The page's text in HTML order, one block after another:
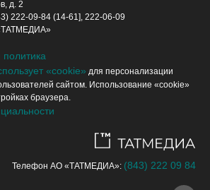
д. 2
222-09-84 (14-61], 222-06-09
«cookie» для персонализации
сайтом. Использование «cookie»
браузера.
Телефон АО «ТАТМЕДИА»: (843) 222 09 84